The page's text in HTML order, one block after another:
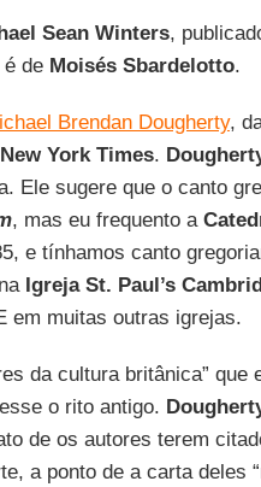
Sean Winters,
é de Moisés Sbardelotto.
Brendan Dougherty,
New York Times.
Ele sugere que o canto
, mas eu frequento a
e tínhamos canto
Igreja St. Paul’s
em muitas outras igrejas.
da cultura britânica” que
o rito antigo.
de os autores terem
a ponto de a carta deles